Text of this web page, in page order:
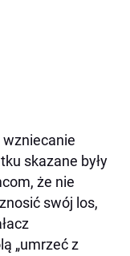
skazane były
że nie
swój los,
„umrzeć z